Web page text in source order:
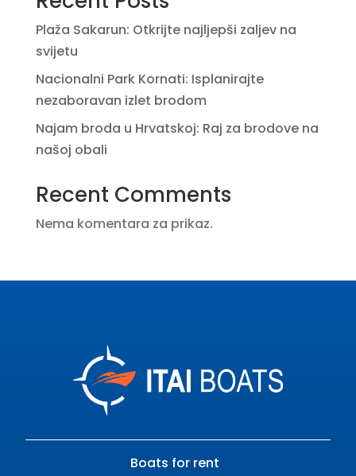
Plaža Sakarun: Otkrijte najljepši zaljev na
svijetu
Nacionalni Park Kornati: Isplanirajte
nezaboravan izlet brodom
Najam broda u Hrvatskoj: Raj za brodove na
našoj obali
Recent Comments
Nema komentara za prikaz.
Boats for rent